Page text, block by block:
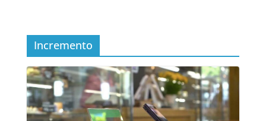
Incremento